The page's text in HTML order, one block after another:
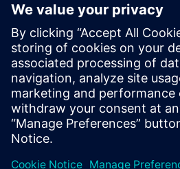
Personalised Quotation
If you require a standard list price
example for your purchasing
link below. You first need to provide
after this a quotation will be emailed
Provide Quotation